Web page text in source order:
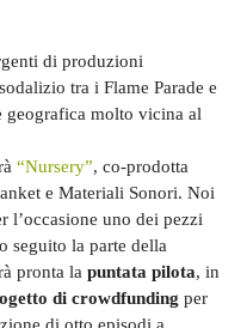
di produzioni
tra i Flame Parade e
geografica molto vicina al
“Nursery”, co-prodotta
e Materiali Sonori. Noi
l’occasione uno dei pezzi
seguito la parte della
pronta la puntata pilota, in
di crowdfunding per